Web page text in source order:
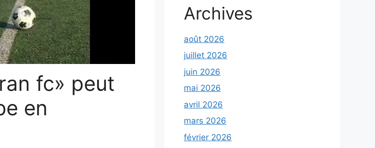
fc» peut
en
Archives
août 2026
juillet 2026
juin 2026
mai 2026
avril 2026
mars 2026
février 2026